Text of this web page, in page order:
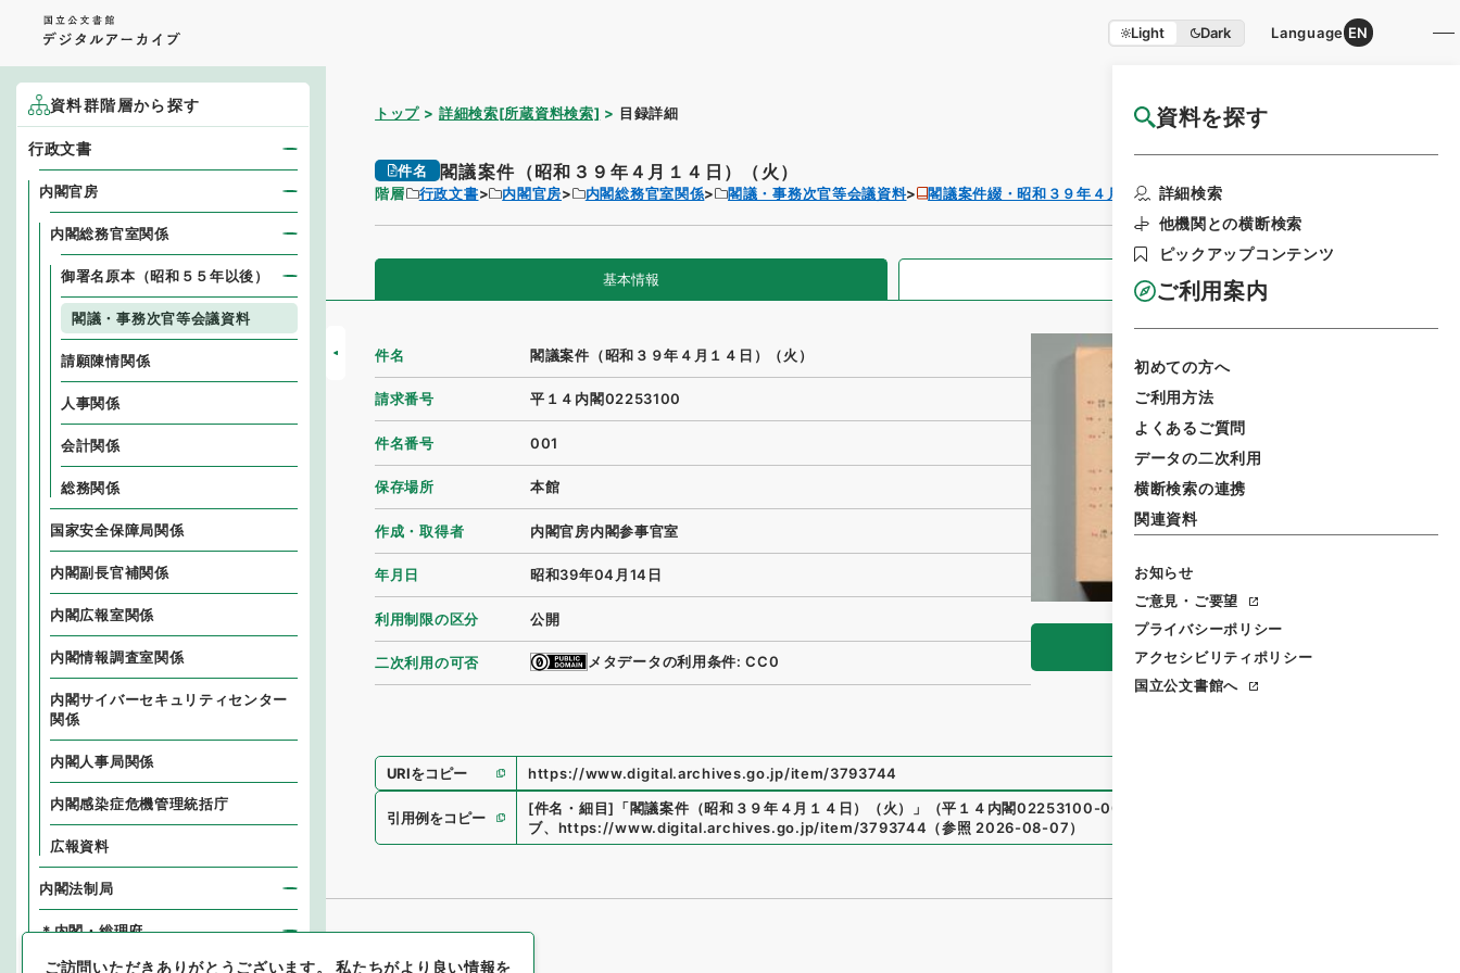
Light Dark Language EN
資料を探す
詳細検索
他機関との横断検索
ピックアップコンテンツ
ご利用案内
初めての方へ
ご利用方法
よくあるご質問
データの二次利用
横断検索の連携
関連資料
お知らせ
ご意見・ご要望
プライバシーポリシー
アクセシビリティポリシー
国立公文書館へ
トップ 詳細検索[所蔵資料検索] 目録詳細 国立公文書館HP利用案内
件名 閣議案件（昭和３９年４月１４日）（火）
階層 行政文書 内閣官房 内閣総務官室関係 閣議・事務次官等会議資料 閣議案件綴・昭和３９年４月１４日
基本情報 全ての情報
閲覧
件名 閣議案件（昭和３９年４月１４日）（火）
請求番号 平１４内閣02253100
件名番号 001
保存場所 本館
作成・取得者 内閣官房内閣参事官室
年月日 昭和39年04月14日
利用制限の区分 公開
二次利用の可否 メタデータの利用条件: CC0
URIをコピー https://www.digital.archives.go.jp/item/3793744
引用例をコピー
[件名・細目] 「閣議案件（昭和３９年４月１４日）（火） 」 （平１４内閣02253100-00100
ブ、 https://www.digital.archives.go.jp/item/3793744 （参照 2026-08-07）
資料群階層から探す
行政文書
内閣官房
内閣総務官室関係
御署名原本（昭和５５年以後）
閣議・事務次官等会議資料
請願陳情関係
人事関係
会計関係
総務関係
国家安全保障局関係
内閣副長官補関係
内閣広報室関係
内閣情報調査室関係
内閣サイバーセキュリティセンター
関係
内閣人事局関係
内閣感染症危機管理統括庁
広報資料
内閣法制局
＊内閣・総理府
ご訪問いただきありがとうございます。私たちがより良い情報を